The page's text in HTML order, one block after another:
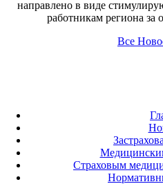
направлено в виде
работникам региона за
Все
Страховым